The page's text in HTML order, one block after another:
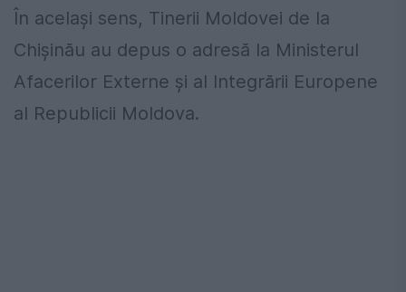
În același sens, Tinerii Moldovei de la
Chișinău au depus o adresă la Ministerul
Afacerilor Externe şi al Integrării Europene
al Republicii Moldova.